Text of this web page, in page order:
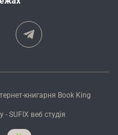
книгарня Book King
- SUFIX веб студія